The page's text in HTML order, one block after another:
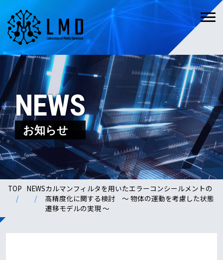
NEWS
お知らせ
TOP NEWSカルマンフィルタを用いたエラーコンシールメントの
高精度化に関する検討 ～ 物体の運動を考慮した状態
遷移モデルの実現 ～